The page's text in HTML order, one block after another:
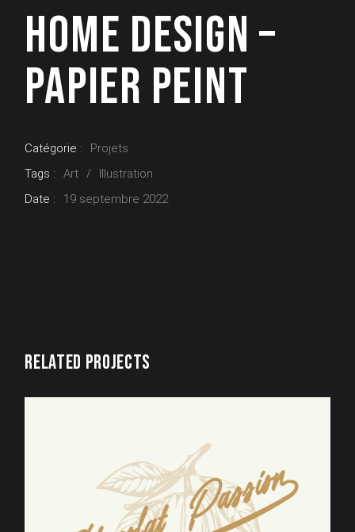
HOME DESIGN –
PAPIER PEINT
Catégorie :
Projets
Tags :
Art
Illustration
Date :
19 septembre 2022
RELATED PROJECTS